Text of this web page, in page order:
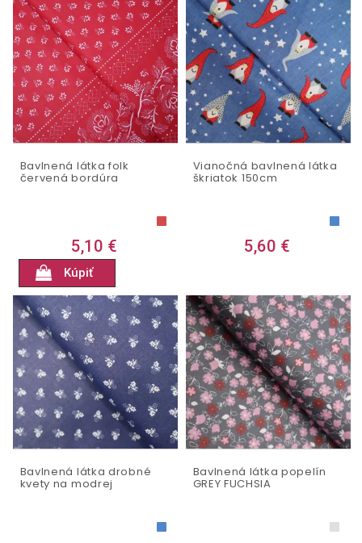
Bavlnená látka folk
červená bordúra
5,10 €
Kúpiť
Vianočná bavlnená látka
škriatok 150cm
5,60 €
Bavlnená látka drobné
kvety na modrej
Bavlnená látka popelín
GREY FUCHSIA